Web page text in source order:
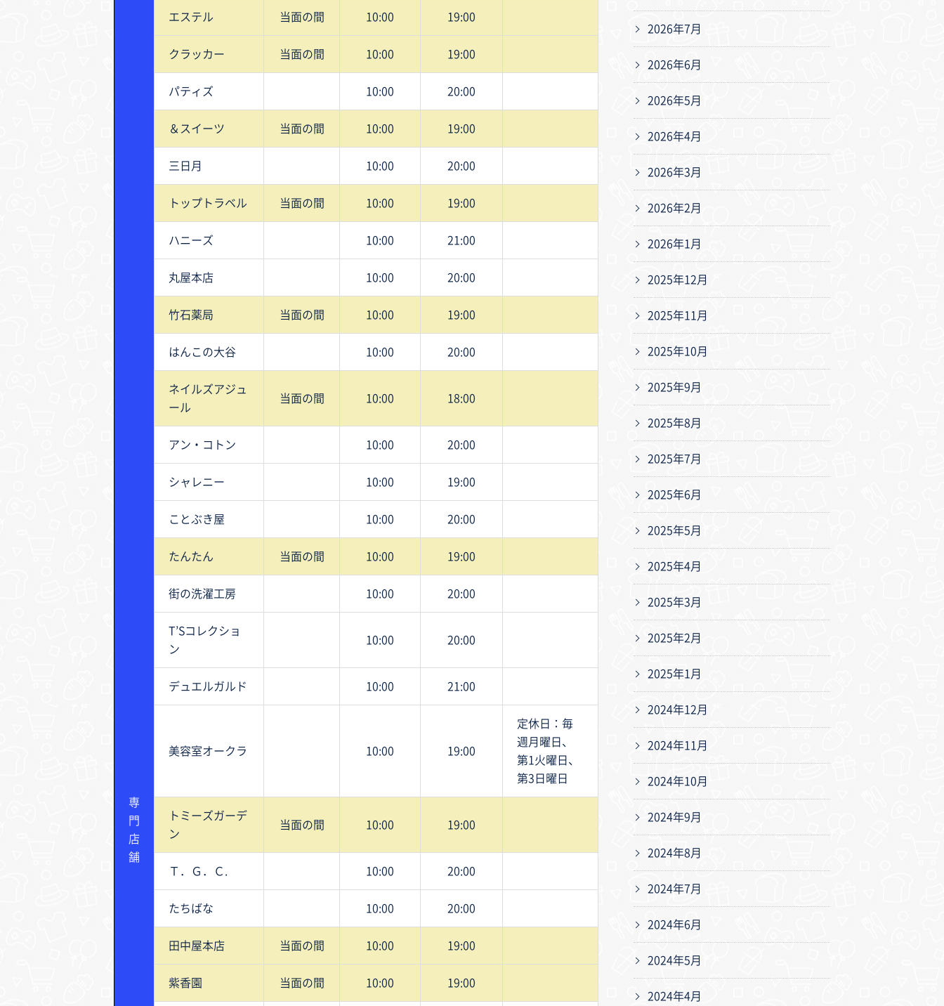
専
門
店
舗
エステル 当面の間 10:00 19:00
クラッカー 当面の間 10:00 19:00
パティズ 10:00 20:00
＆スイーツ 当面の間 10:00 19:00
三日月 10:00 20:00
トップトラベル 当面の間 10:00 19:00
ハニーズ 10:00 21:00
丸屋本店 10:00 20:00
竹石薬局 当面の間 10:00 19:00
はんこの大谷 10:00 20:00
ネイルズアジュ
ール
当面の間 10:00 18:00
アン・コトン 10:00 20:00
シャレニー 10:00 19:00
ことぶき屋 10:00 20:00
たんたん 当面の間 10:00 19:00
街の洗濯工房 10:00 20:00
T’Sコレクショ
ン
10:00 20:00
デュエルガルド 10:00 21:00
美容室オークラ 10:00 19:00
定休日：毎
週月曜日、
第1火曜日、
第3日曜日
トミーズガーデ
ン
当面の間 10:00 19:00
Ｔ．Ｇ．Ｃ. 10:00 20:00
たちばな 10:00 20:00
田中屋本店 当面の間 10:00 19:00
紫香園 当面の間 10:00 19:00
2026年7月
2026年6月
2026年5月
2026年4月
2026年3月
2026年2月
2026年1月
2025年12月
2025年11月
2025年10月
2025年9月
2025年8月
2025年7月
2025年6月
2025年5月
2025年4月
2025年3月
2025年2月
2025年1月
2024年12月
2024年11月
2024年10月
2024年9月
2024年8月
2024年7月
2024年6月
2024年5月
2024年4月